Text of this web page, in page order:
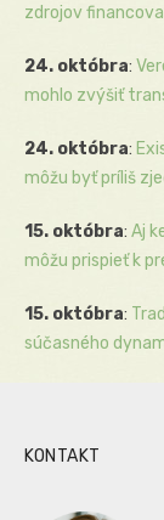
zdrojov
24. októbra:
mohlo zvýšiť
24. októbra:
môžu byť príliš
15. októbra: Aj
môžu prispieť k
15. októbra:
súčasného
KONTAKT